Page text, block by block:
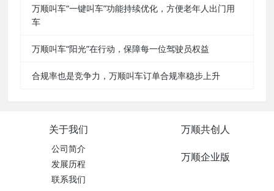
万顺叫车“一键叫车”功能持续优化，方便老年人出门用
车
万顺叫车“阳光”在行动，保障每一位驾驶员权益
合规率也是竞争力，万顺叫车订单合规率稳步上升
关于我们
公司简介
发展历程
联系我们
万顺共创人
万顺企业版